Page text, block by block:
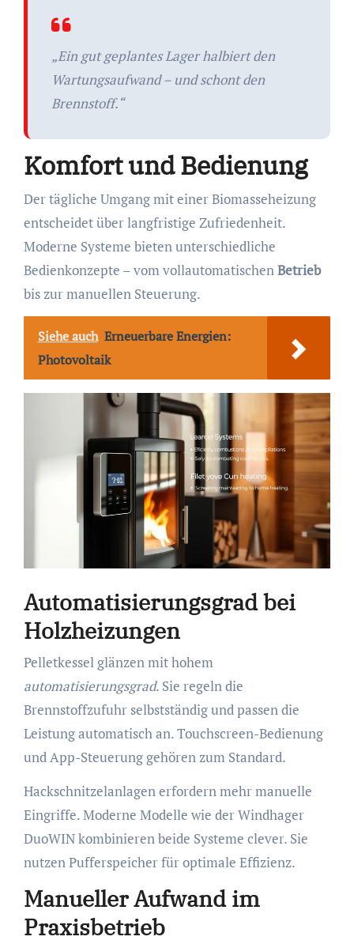
„Ein gut geplantes Lager halbiert den
Wartungsaufwand – und schont den
Brennstoff.“
Komfort und Bedienung
Der tägliche Umgang mit einer Biomasseheizung
entscheidet über langfristige Zufriedenheit.
Moderne Systeme bieten unterschiedliche
Bedienkonzepte – vom vollautomatischenBetrieb
bis zur manuellen Steuerung.
Siehe auch Erneuerbare Energien:
Photovoltaik
Automatisierungsgrad bei
Holzheizungen
Pelletkessel glänzen mit hohem
automatisierungsgrad. Sie regeln die
Brennstoffzufuhr selbstständig und passen die
Leistung automatisch an. Touchscreen-Bedienung
und App-Steuerung gehören zum Standard.
Hackschnitzelanlagen erfordern mehr manuelle
Eingriffe. Moderne Modelle wie der Windhager
DuoWIN kombinieren beide Systeme clever. Sie
nutzen Pufferspeicher für optimale Effizienz.
Manueller Aufwand im
Praxisbetrieb